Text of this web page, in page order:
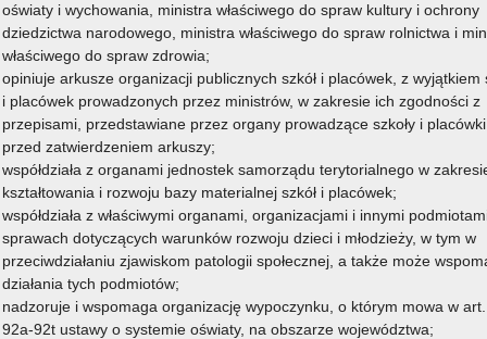
13 czerwca 2025
podstawowych w roku szkolnym 2025/2026
Czytaj więcej
w roku szkolnym 2025/2026
oświaty i wychowania, ministra właściwego do spraw kultury i ochrony
dziedzictwa narodowego, ministra właściwego do spraw rolnictwa i
właściwego do spraw zdrowia;
opiniuje arkusze organizacji publicznych szkół i placówek, z wyjątkiem
i placówek prowadzonych przez ministrów, w zakresie ich zgodności z
przepisami, przedstawiane przez organy prowadzące szkoły i placówki
przed zatwierdzeniem arkuszy;
współdziała z organami jednostek samorządu terytorialnego w
kształtowania i rozwoju bazy materialnej szkół i placówek;
współdziała z właściwymi organami, organizacjami i innymi
sprawach dotyczących warunków rozwoju dzieci i młodzieży, w tym w
przeciwdziałaniu zjawiskom patologii społecznej, a także może
działania tych podmiotów;
nadzoruje i wspomaga organizację wypoczynku, o którym mowa w art.
92a-92t ustawy o systemie oświaty, na obszarze województwa;